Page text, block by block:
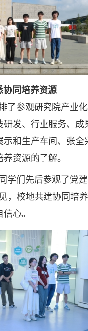
同培养资源
参观研究院产业
发、行业服务、
和生产车间、张
资源的了解。
们先后参观了党
，校地共建协同培
心。